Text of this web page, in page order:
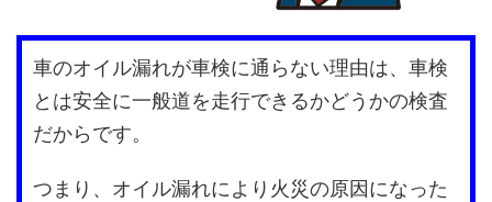
車のオイル漏れが車検に通らない理由は、車検
とは安全に一般道を走行できるかどうかの検査
だからです。
つまり、オイル漏れにより火災の原因になった